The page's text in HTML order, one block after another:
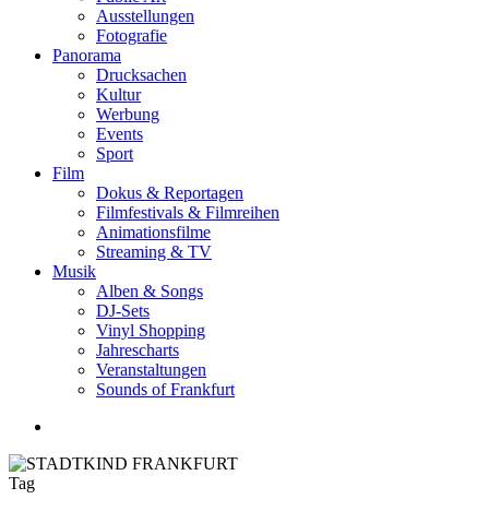
Ausstellungen
Fotografie
Panorama
Drucksachen
Kultur
Werbung
Events
Sport
Film
Dokus & Reportagen
Filmfestivals & Filmreihen
Animationsfilme
Streaming & TV
Musik
Alben & Songs
DJ-Sets
Vinyl Shopping
Jahrescharts
Veranstaltungen
Sounds of Frankfurt
Tag